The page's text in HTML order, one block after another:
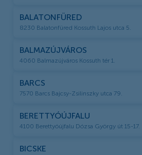
BALATONFÜRED
8230 Balatonfüred Kossuth Lajos utca 5.
BALMAZÚJVÁROS
4060 Balmazújváros Kossuth tér 1.
BARCS
7570 Barcs Bajcsy-Zsilinszky utca 79.
BERETTYÓÚJFALU
4100 Berettyóújfalu Dózsa György út 15-17.
BICSKE